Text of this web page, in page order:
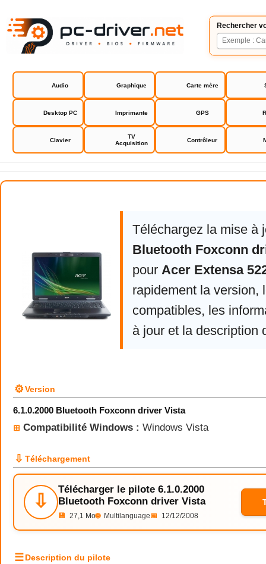
Rechercher
Audio Graphique Carte mère
Desktop PC Imprimante GPS
Clavier
TV
Acquisition
Contrôleur
Acer Extensa 5220
Téléchargez la mise à
Bluetooth Foxconn
pour Acer Extensa
rapidement la version,
compatibles, les
à jour et la description
⚙Version
6.1.0.2000 Bluetooth Foxconn driver Vista
⊞ Compatibilité Windows : Windows Vista
⇩ Téléchargement
⇩
Télécharger le pilote 6.1.0.2000
Bluetooth Foxconn driver Vista
💾 27,1 Mo🌐 Multilanguage📅 12/12/2008
☰Description du pilote